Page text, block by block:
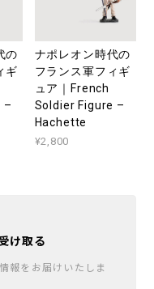
の
ギ
–
ナポレオン時代の
フランス軍フィギ
ュア｜French
Soldier Figure –
Hachette
¥2,800
け取る
報をお届けいたしま